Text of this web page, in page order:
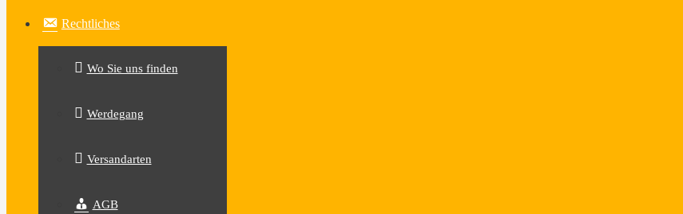
Rechtliches
Wo Sie uns finden
Werdegang
Versandarten
AGB